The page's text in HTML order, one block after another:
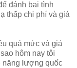
đánh bại tình
thấp chi phí và giá
quá mức và giá
hôm nay tôi
năng lượng quốc